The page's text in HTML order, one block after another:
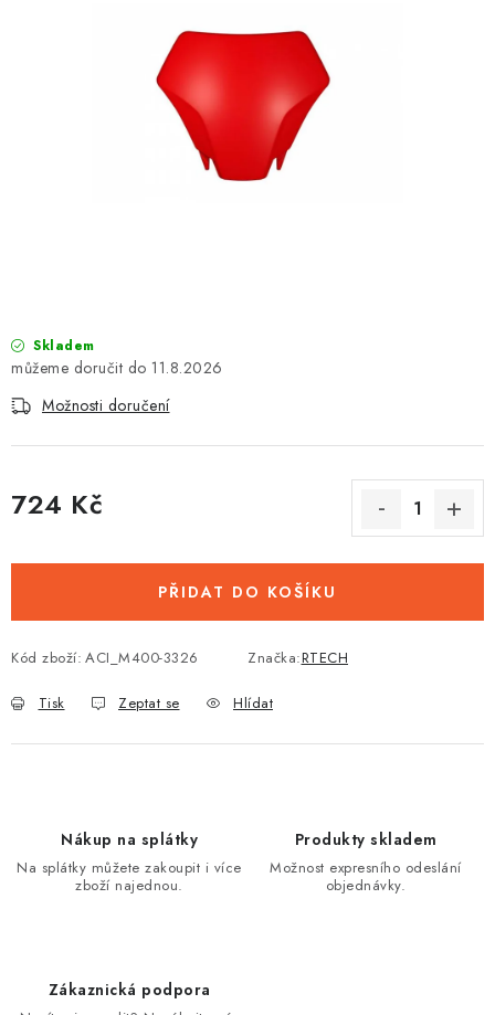
NÁPLNĚ A KAPALINY
Podmínky ochrany osobních údajů
Skladem
11.8.2026
Možnosti doručení
724 Kč
PŘIDAT DO KOŠÍKU
Kód zboží: ACI_M400-3326 Značka:RTECH
Tisk Zeptat se Hlídat
Nákup na splátky
Na splátky můžete zakoupit i více
zboží najednou.
Produkty skladem
Možnost expresního odeslání
objednávky.
Zákaznická podpora